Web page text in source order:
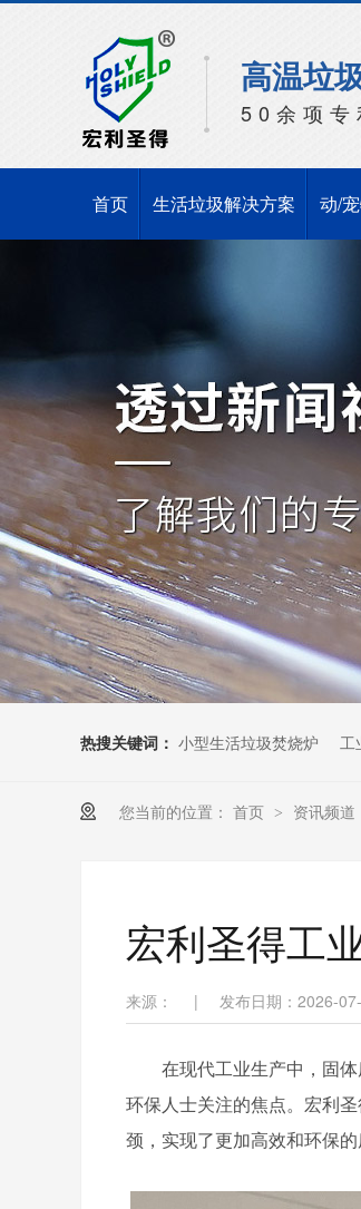
高温垃
50余项专
首页 生活垃圾解决方案 动/
热搜关键词： 小型生活垃圾焚烧炉 工
您当前的位置： 首页 > 资讯频道
宏利圣得工
来源： | 发布日期：2026-
在现代工业生产中，固
环保人士关注的焦点。宏利圣
颈，实现了更加高效和环保的